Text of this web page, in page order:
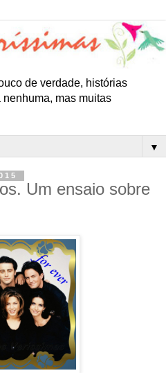
de verdade, histórias
mas muitas
▼
Um ensaio sobre